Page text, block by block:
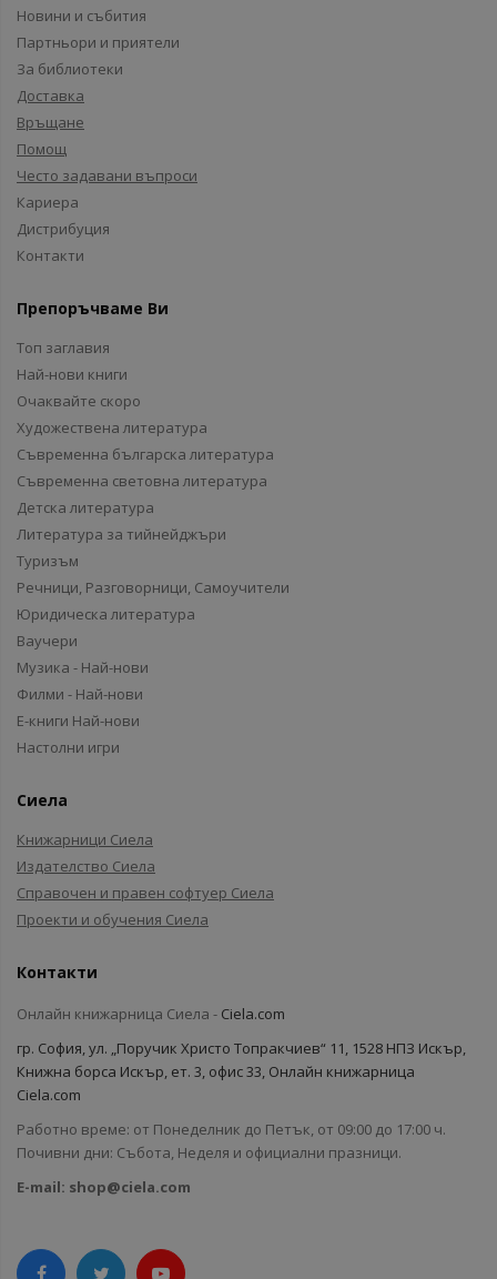
Новини и събития
Партньори и приятели
За библиотеки
Доставка
Връщане
Помощ
Често задавани въпроси
Кариера
Дистрибуция
Контакти
Препоръчваме Ви
Топ заглавия
Най-нови книги
Очаквайте скоро
Художествена литература
Съвременна българска литература
Съвременна световна литература
Детска литература
Литература за тийнейджъри
Туризъм
Речници, Разговорници, Самоучители
Юридическа литература
Ваучери
Музика - Най-нови
Филми - Най-нови
Е-книги Най-нови
Настолни игри
Сиела
Книжарници Сиела
Издателство Сиела
Справочен и правен софтуер Сиела
Проекти и обучения Сиела
Контакти
Онлайн книжарница Сиела - Ciela.com
гр. София, ул. „Поручик Христо Топракчиев“ 11, 1528 НПЗ Искър,
Книжна борса Искър, ет. 3, офис 33, Онлайн книжарница
Ciela.com
Работно време: от Понеделник до Петък, от 09:00 до 17:00 ч.
Почивни дни: Събота, Неделя и официални празници.
E-mail: shop@ciela.com